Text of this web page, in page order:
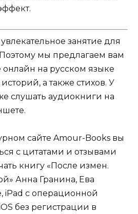
занятие для
мы предлагаем вам
онлайн на русском языке
а также стихов. У
слушать аудиокниги на
сайте Amour-Books вы
с цитатами и отзывами
книгу «После измен.
Анна Гранина, Ева
iPad с операционной
без регистрации в